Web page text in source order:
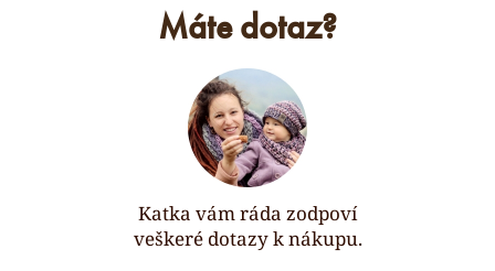
Máte dotaz?
Katka vám ráda zodpoví
veškeré dotazy k nákupu.